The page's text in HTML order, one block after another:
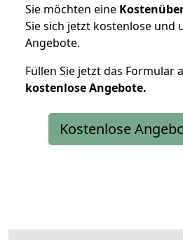
Sie möchten eine
Sie sich jetzt kostenlose und
Angebote.
Füllen Sie jetzt das Formular
kostenloseAngebote.
Kostenlose